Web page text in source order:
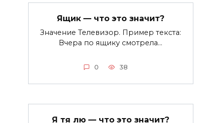
Ящик — что это значит?
Значение Телевизор. Пример текста:
Вчера по ящику смотрела…
0 38
Я тя лю — что это значит?